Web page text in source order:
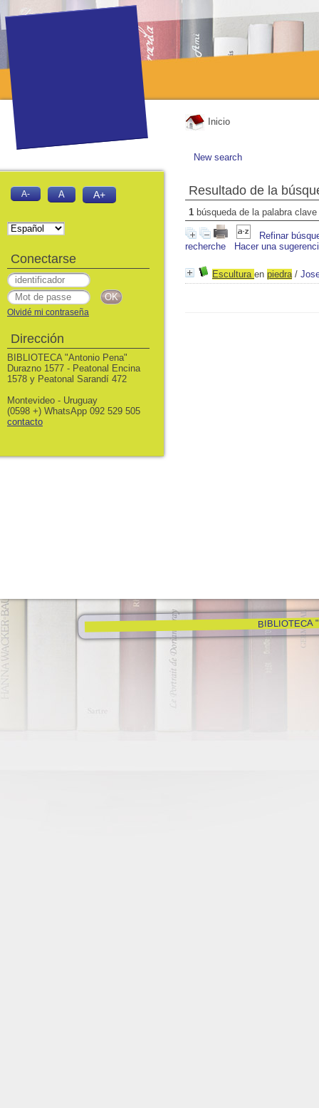
Inicio
New search
Resultado de la
1 búsqueda de la palabra clave
Refinar
recherche
Hacer una
Escultura en piedra/
BIBLIOTECA
A- A A+
Conectarse
Olvidé mi contraseña
Dirección
BIBLIOTECA "Antonio Pena"
Durazno 1577 - Peatonal Encina
1578 y Peatonal Sarandí 472
Montevideo - Uruguay
(0598 +) WhatsApp 092 529 505
contacto